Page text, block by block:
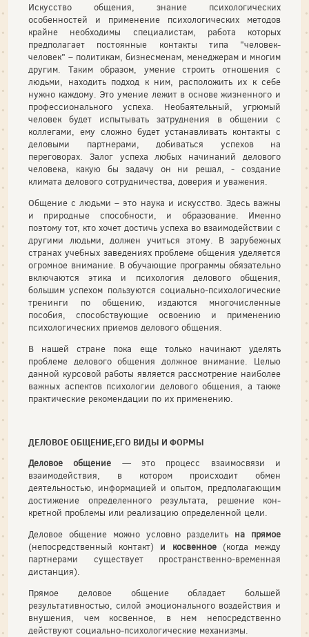
Искусство общения, знание психологических
особенностей и применение психологических методов
крайне необходимы специалистам, работа которых
предполагает постоянные контакты типа "человек-
человек" – политикам, бизнесменам, менеджерам и многим
другим. Таким образом, умение строить отношения с
людьми, находить подход к ним, расположить их к себе
нужно каждому. Это умение лежит в основе жизненного и
профессионального успеха. Необаятельный, угрюмый
человек будет испытывать затруднения в общении с
коллегами, ему сложно будет устанавливать контакты с
деловыми партнерами, добиваться успехов на
переговорах. Залог успеха любых начинаний делового
человека, какую бы задачу он ни решал, - создание
климата делового сотрудничества, доверия и уважения.
Общение с людьми – это наука и искусство. Здесь важны
и природные способности, и образование. Именно
поэтому тот, кто хочет достичь успеха во взаимодействии с
другими людьми, должен учиться этому. В зарубежных
странах учебных заведениях проблеме общения уделяется
огромное внимание. В обучающие программы обязательно
включаются этика и психология делового общения,
большим успехом пользуются социально-психологические
тренинги по общению, издаются многочисленные
пособия, способствующие освоению и применению
психологических приемов делового общения.
В нашей стране пока еще только начинают уделять
проблеме делового общения должное внимание. Целью
данной курсовой работы является рассмотрение наиболее
важных аспектов психологии делового общения, а также
практические рекомендации по их применению.
ДЕЛОВОЕ ОБЩЕНИЕ,ЕГО ВИДЫ И ФОРМЫ
Деловое общение — это процесс взаимосвязи и
взаимодействия, в котором происходит обмен
деятельностью, информацией и опытом, предполагающим
достижение определенного результата, решение кон­
кретной проблемы или реализацию определенной цели.
Деловое общение можно условно разделить на прямое
(непосред­ственный контакт) и косвенное(когда между
партнерами существует пространственно-временная
дистанция).
Прямое деловое общение обладает большей
результативностью, силой эмоционального воздействия и
внушения, чем косвенное, в нем непосредственно
действуют социально-психологические меха­низмы.